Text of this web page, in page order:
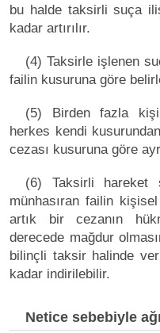
bu halde taksirli suça
kadar artırılır.
(4) Taksirle işlenen
failin kusuruna göre
(5) Birden fazla
herkes kendi
cezası kusuruna göre
(6) Taksirli hareket
münhasıran failin
artık bir cezanın
derecede mağdur
bilinçli taksir halinde
kadar indirilebilir.
Netice sebebiyle